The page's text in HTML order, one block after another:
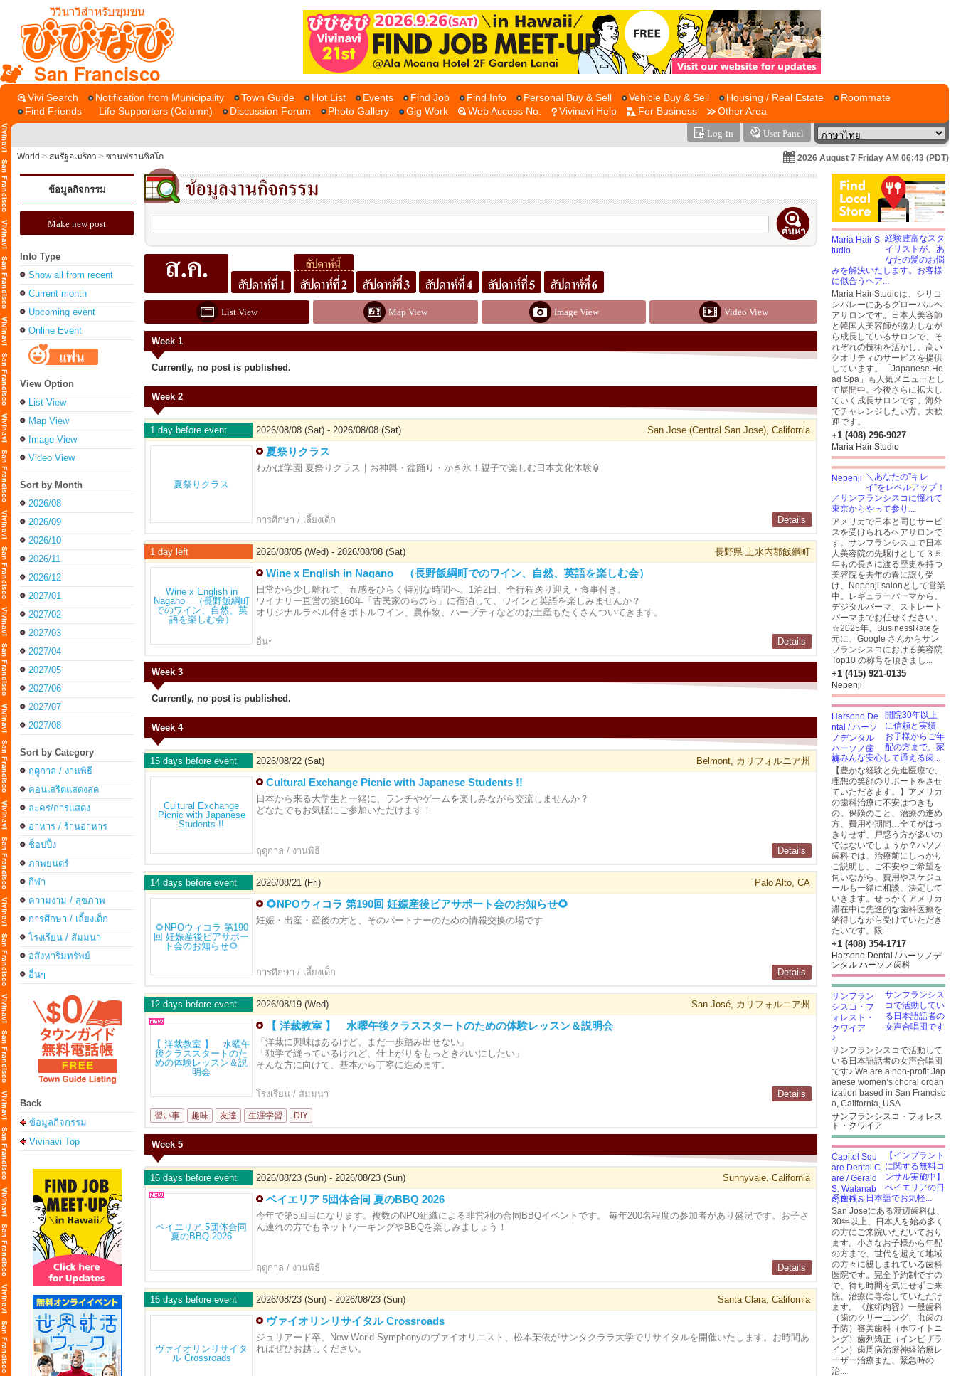
San Francisco
Vivi Search Notification from Municipality Town Guide Hot List Events Find Job Find Info Personal Buy & Sell Vehicle Buy & Sell Housing / Real Estate
Roommate
Find Friends
Life Supporters (Column) Discussion Forum Photo Gallery Gig Work Web Access No. Vivinavi Help For Business Other Area
Log-in User Panel
World > สหรัฐอเมริกา > ซานฟรานซิสโก 2026 August 7 Friday AM 06:43 (PDT)
ข้อมูลกิจกรรม
Make new post
Info Type
Show all from recent
Current month
Upcoming event
Online Event
View Option
List View
Map View
Image View
Video View
Sort by Month
2026/08
2026/09
2026/10
2026/11
2026/12
2027/01
2027/02
2027/03
2027/04
2027/05
2027/06
2027/07
2027/08
Sort by Category
ฤดูกาล / งานพิธี
คอนเสริตแสดงสด
ละคร/การแสดง
อาหาร / ร้านอาหาร
ช็อปปื้ง
ภาพยนตร์
กีฬา
ความงาม / สุขภาพ
การศึกษา / เลี้ยงเด็ก
โรงเรียน / สัมมนา
อสังหาริมทรัพย์
อื่นๆ
Back
ข้อมูลกิจกรรม
Vivinavi Top
List View Map View Image View Video View
Week 1
Currently, no post is published.
Week 2
1 day before event 2026/08/08 (Sat) - 2026/08/08 (Sat) San Jose (Central San Jose), California
夏祭りクラス
わかば学園 夏祭りクラス｜お神輿・盆踊り・かき氷！親子で楽しむ日本文化体験🏮
การศึกษา / เลี้ยงเด็ก Details
1 day left 2026/08/05 (Wed) - 2026/08/08 (Sat) 長野県 上水内郡飯綱町
Wine x English in Nagano （長野飯綱町でのワイン、自然、英語を楽しむ会）
日常から少し離れて、五感をひらく特別な時間へ。1泊2日、全行程送り迎え・食事付き。
ワイナリー直営の築160年「古民家のらのら」に宿泊して、ワインと英語を楽しみませんか？
オリジナルラベル付きボトルワイン、農作物、ハーブティなどのお土産もたくさんついてきます。
อื่นๆ Details
Week 3
Currently, no post is published.
Week 4
15 days before event 2026/08/22 (Sat) Belmont, カリフォルニア州
Cultural Exchange Picnic with Japanese Students !!
日本から来る大学生と一緒に、ランチやゲームを楽しみながら交流しませんか？
どなたでもお気軽にご参加いただけます！
ฤดูกาล / งานพิธี Details
14 days before event 2026/08/21 (Fri) Palo Alto, CA
🌻NPOウィコラ 第190回 妊娠産後ピアサポート会のお知らせ🌻
妊娠・出産・産後の方と、そのパートナーのための情報交換の場です
การศึกษา / เลี้ยงเด็ก Details
12 days before event 2026/08/19 (Wed) San José, カリフォルニア州
【 洋裁教室 】 水曜午後クラススタートのための体験レッスン＆説明会
「洋裁に興味はあるけど、まだ一歩踏み出せない」
「独学で縫っているけれど、仕上がりをもっときれいにしたい」
そんな方に向けて、基本から丁寧に進めます。
โรงเรียน / สัมมนา Details
習い事 趣味 友達 生涯学習 DIY
Week 5
16 days before event 2026/08/23 (Sun) - 2026/08/23 (Sun) Sunnyvale, California
ベイエリア 5団体合同 夏のBBQ 2026
今年で第5回目になります。複数のNPO組織による非営利の合同BBQイベントです。 毎年200名程度の参加者があり盛況です。お子さ
ん連れの方でもネットワーキングやBBQを楽しみましょう！
ฤดูกาล / งานพิธี Details
16 days before event 2026/08/23 (Sun) - 2026/08/23 (Sun) Santa Clara, California
ヴァイオリンリサイタル Crossroads
ジュリアード卒、New World Symphonyのヴァイオリニスト、松本茉依がサンタクララ大学でリサイタルを開催いたします。お時間あ
ればぜひお越しください。
経験豊富なスタ
イリストが、あ
なたの髪のお悩
みを解決いたします。お客様
に似合うヘア...
Maria Hair Studioは、シリコ
ンバレーにあるグローバルヘ
アサロンです。日本人美容師
と韓国人美容師が協力しなが
ら成長しているサロンで、そ
れぞれの技術を活かし、高い
クオリティのサービスを提供
しています。「Japanese He
ad Spa」も人気メニューとし
て展開中。今後さらに拡大し
ていく成長サロンです。海外
でチャレンジしたい方、大歓
迎です。
+1 (408) 296-9027
Maria Hair Studio
＼あなたの”キレ
イ”をレベルアップ！
／サンフランシスコに憧れて
東京からやって参り...
アメリカで日本と同じサービ
スを受けられるヘアサロンで
す。サンフランシスコで日本
人美容院の先駆けとして３５
年もの長きに渡る歴史を持つ
美容院を去年の春に譲り受
け、Nepenji salonとして営業
中。レギュラーパーマから、
デジタルパーマ、ストレート
パーマまでお任せください。
☆2025年、BusinessRateを
元に、Google さんからサン
フランシスコにおける美容院
Top10 の称号を頂きまし...
+1 (415) 921-0135
Nepenji
開院30年以上
に信頼と実績
お子様からご年
配の方まで、家
族みんな安心して通える歯...
【豊かな経験と先進医療で、
理想の笑顔のサポートをさせ
ていただきます。】アメリカ
の歯科治療に不安はつきも
の。保険のこと、治療の進め
方、費用や期間…全てがはっ
きりせず、戸惑う方が多いの
ではないでしょうか？ハソノ
歯科では、治療前にしっかり
ご説明し、ご不安やご希望を
伺いながら、費用やスケジュ
ールも一緒に相談、決定して
いきます。せっかくアメリカ
滞在中に先進的な歯科医療を
納得しながら受けていただき
たいです。限...
+1 (408) 354-1717
Harsono Dental / ハーソノデ
ンタル ハーソノ歯科
サンフランシス
コで活動してい
る日本語話者の
女声合唱団です
♪
サンフランシスコで活動して
いる日本語話者の女声合唱団
です♪ We are a non-profit Jap
anese women’s choral organ
ization based in San Francisc
o, California, USA
サンフランシスコ・フォレス
ト・クワイア
【インプラント
に関する無料コ
ンサル実施中】
ベイエリアの日
系歯科。日本語でお気軽...
San Joseにある渡辺歯科は、
30年以上、日本人を始め多く
の方にご来院いただいており
ます。小さなお子様から年配
の方まで、世代を超えて地域
の方々に親しまれている歯科
医院です。完全予約制ですの
で、待ち時間を気にせずご来
院、治療に専念していただけ
ます。《施術内容》一般歯科
（歯のクリーニング、虫歯の
予防）審美歯科（ホワイトニ
ング）歯列矯正（インビザラ
イン）歯周病治療神経治療レ
ーザー治療また、緊急時の
治...